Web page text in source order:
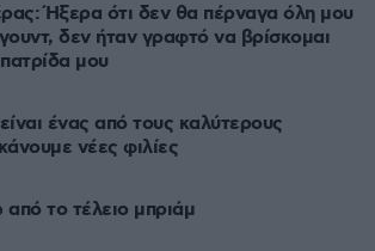
Ήξερα ότι δεν θα πέρναγα όλη μου
δεν ήταν γραφτό να βρίσκομαι
μου
είναι ένας από τους καλύτερους
νέες φιλίες
το τέλειο μπριάμ